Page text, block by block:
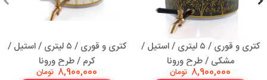
کتری و قوری / ۵ لیتری / استیل /
مشکی / طرح ورونا
8,900,000 تومان
کتری و قوری / ۵ لیتری / استیل /
کرم / طرح ورونا
8,900,000 تومان